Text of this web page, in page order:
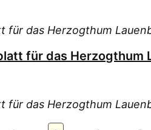
für das Herzogthum
für das Herzogthum
für das Herzogthum